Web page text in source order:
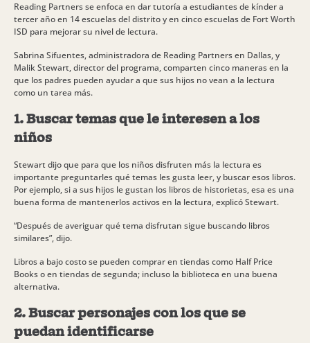
Reading Partners se enfoca en dar tutoría a estudiantes de kínder a
tercer año en 14 escuelas del distrito y en cinco escuelas de Fort Worth
ISD para mejorar su nivel de lectura.
Sabrina Sifuentes, administradora de Reading Partners en Dallas, y
Malik Stewart, director del programa, comparten cinco maneras en la
que los padres pueden ayudar a que sus hijos no vean a la lectura
como un tarea más.
1. Buscar temas que le interesen a los
niños
Stewart dijo que para que los niños disfruten más la lectura es
importante preguntarles qué temas les gusta leer, y buscar esos libros.
Por ejemplo, si a sus hijos le gustan los libros de historietas, esa es una
buena forma de mantenerlos activos en la lectura, explicó Stewart.
“Después de averiguar qué tema disfrutan sigue buscando libros
similares”, dijo.
Libros a bajo costo se pueden comprar en tiendas como Half Price
Books o en tiendas de segunda; incluso la biblioteca en una buena
alternativa.
2. Buscar personajes con los que se
puedan identificarse